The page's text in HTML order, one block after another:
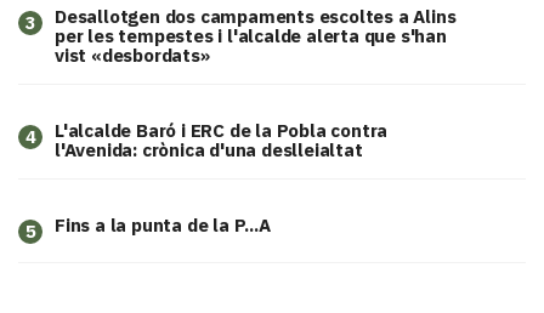
3
​Desallotgen dos campaments escoltes a Alins
per les tempestes i l'alcalde alerta que s'han
vist «desbordats»
4
L'alcalde Baró i ERC de la Pobla contra
l'Avenida: crònica d'una deslleialtat
5 Fins a la punta de la P...A